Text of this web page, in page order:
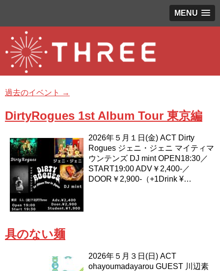
MENU
過去のイベント →
DirtyRogues 1st Album Tour 東京編
2026年５月１日(金) ACT Dirty
Rogues ジェニ・ジェニ マイティマ
ウンテンズ DJ mint OPEN18:30／
START19:00 ADV￥2,400-／
DOOR￥2,900-（+1Drink ¥…
具のない麺
2026年５月３日(日) ACT
ohayoumadayarou GUEST 川辺素